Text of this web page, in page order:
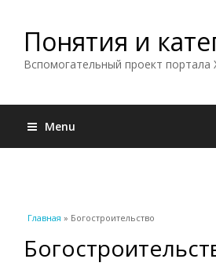
Понятия и
Вспомогательный проект
Menu
Вы здесь
Главная » Богостроительство